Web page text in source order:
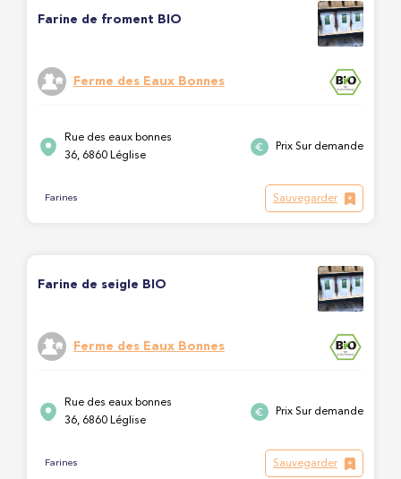
Farine de froment BIO
Ferme des Eaux Bonnes
Rue des eaux bonnes
36, 6860 Léglise
Prix Sur demande
Farines Sauvegarder
Farine de seigle BIO
Ferme des Eaux Bonnes
Rue des eaux bonnes
36, 6860 Léglise
Prix Sur demande
Farines Sauvegarder